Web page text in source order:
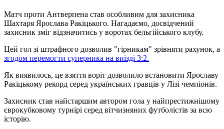
Матч проти Антверпена став особливим для захисника
Шахтаря Ярослава Ракіцького. Нагадаємо, досвідчений
захисник зміг відзначитись у воротах бельгійського клубу.
Цей гол зі штрафного дозволив "гірникам" зрівняти рахунок, а
згодом перемогти суперника на виїзді 3:2.
Як виявилось, це взяття воріт дозволило встановити Ярославу
Ракіцькому рекорд серед українських гравців у Лізі чемпіонів.
Захисник став найстаршим автором гола у найпрестижнішому
єврокубковому турнірі серед вітчизняних футболістів за всю
історію.